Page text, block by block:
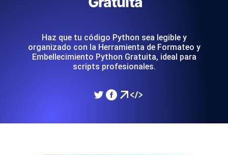
Haz que tu código Python sea legible y
organizado con la Herramienta de Formateo y
Embellecimiento Python Gratuita, ideal para
scripts profesionales.